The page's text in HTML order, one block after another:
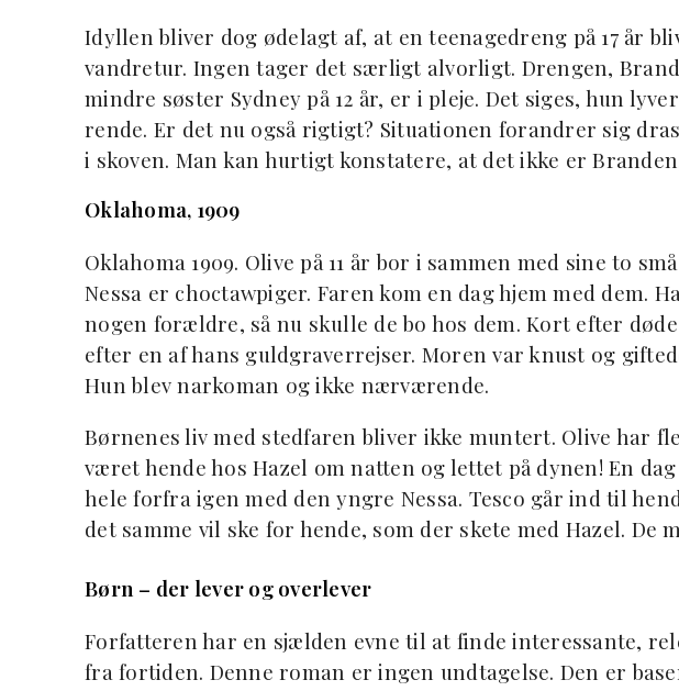
Idyllen bliver dog ødelagt af, at en teenagedreng på 17 år
vandretur. Ingen tager det særligt alvorligt. Drengen,
mindre søster Sydney på 12 år, er i pleje. Det siges, hun
rende. Er det nu også rigtigt? Situationen forandrer sig
i skoven. Man kan hurtigt konstatere, at det ikke er
Oklahoma, 1909
Oklahoma 1909. Olive på 11 år bor i sammen med sine to
Nessa er choctawpiger. Faren kom en dag hjem med dem.
nogen forældre, så nu skulle de bo hos dem. Kort efter
efter en af hans guldgraverrejser. Moren var knust og
Hun blev narkoman og ikke nærværende.
Børnenes liv med stedfaren bliver ikke muntert. Olive har
været hende hos Hazel om natten og lettet på dynen! En
hele forfra igen med den yngre Nessa. Tesco går ind til
det samme vil ske for hende, som der skete med Hazel. De
Børn – der lever og overlever
Forfatteren har en sjælden evne til at finde interessante,
fra fortiden. Denne roman er ingen undtagelse. Den er